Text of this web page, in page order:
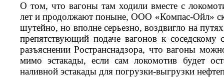
О том, что вагоны там ходили вместе с
лет и продолжают поныне, ООО «Компас-Ойл»
шутейно, но вполне серьезно, воздвигло на
препятствующий подаче вагонов к
разъяснении Ространснадзора, что вагоны
мимо эстакады, если сам локомотив будет
наливной эстакады для погрузки-выгрузки